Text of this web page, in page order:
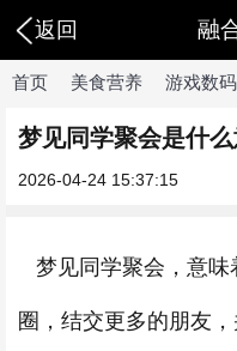
返回 融
首页 美食营养 游戏数码
梦见同学聚会是什
2026-04-24 15:37:15
梦见同学聚会，意味
圈，结交更多的朋友